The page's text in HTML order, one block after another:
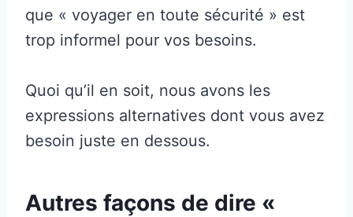
que « voyager en toute sécurité » est
trop informel pour vos besoins.
Quoi qu’il en soit, nous avons les
expressions alternatives dont vous avez
besoin juste en dessous.
Autres façons de dire «